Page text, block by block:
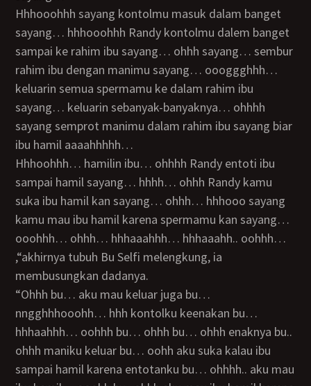
hhhooohhh sayang kontolmu masuk dalam banget
sayang… hhhooohhh Randy kontolmu dalem banget
sampai ke rahim ibu sayang… ohhh sayang… sembur
rahim ibu dengan manimu sayang… oooggghhh…
keluarin semua spermamu ke dalam rahim ibu
sayang… keluarin sebanyak-banyaknya… ohhhh
sayang semprot manimu dalam rahim ibu sayang biar
ibu hamil aaaahhhhh…
hhhoohhh… hamilin ibu… ohhhh Randy entoti ibu
sampai hamil sayang… hhhh… ohhh Randy kamu
suka ibu hamil kan sayang… ohhh… hhhooo sayang
kamu mau ibu hamil karena spermamu kan sayang…
ooohhh… ohhh… hhhaaahhh… hhhaaahh.. oohhh…
,“akhirnya tubuh Bu Selfi melengkung, ia
membusungkan dadanya.
“Ohhh bu… aku mau keluar juga bu…
nngghhhooohh… hhh kontolku keenakan bu…
hhhaahhh… oohhh bu… ohhh bu… ohhh enaknya bu..
ohhh maniku keluar bu… oohh aku suka kalau ibu
sampai hamil karena entotanku bu… ohhhh.. aku mau